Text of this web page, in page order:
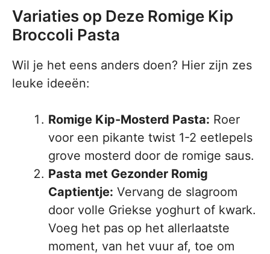
Variaties op Deze Romige Kip
Broccoli Pasta
Wil je het eens anders doen? Hier zijn zes
leuke ideeën:
Romige Kip-Mosterd Pasta: Roer
voor een pikante twist 1-2 eetlepels
grove mosterd door de romige saus.
Pasta met Gezonder Romig
Captientje: Vervang de slagroom
door volle Griekse yoghurt of kwark.
Voeg het pas op het allerlaatste
moment, van het vuur af, toe om